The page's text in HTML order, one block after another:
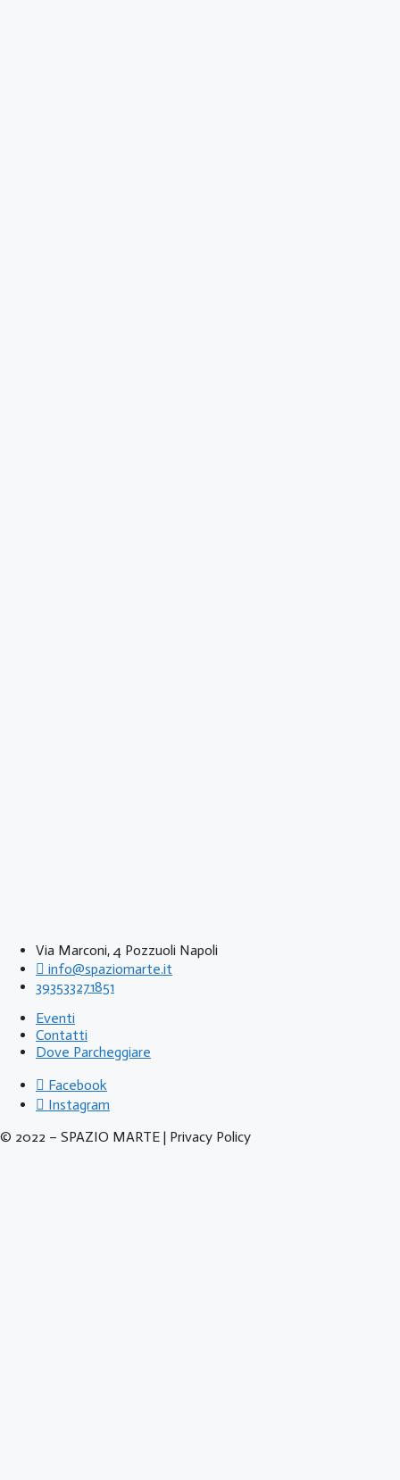
Via Marconi, 4 Pozzuoli Napoli
info@spaziomarte.it
393533271851
Eventi
Contatti
Dove Parcheggiare
Facebook
Instagram
© 2022 – SPAZIO MARTE | Privacy Policy